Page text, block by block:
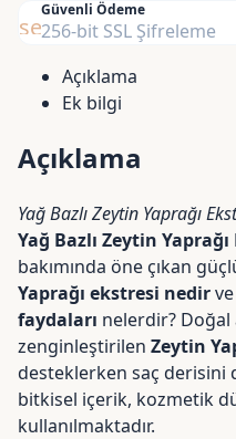
adet
security
Güvenli Ödeme
256-bit SSL Şifreleme
Açıklama
Ek bilgi
Açıklama
Yağ Bazlı Zeytin Yaprağı
Yağ Bazlı Zeytin
bakımında öne çıkan
Yaprağı ekstresi nedirve
faydaları nelerdir?
zenginleştirilen Zeytin
desteklerken saç derisini
bitkisel içerik, kozmetik
kullanılmaktadır.